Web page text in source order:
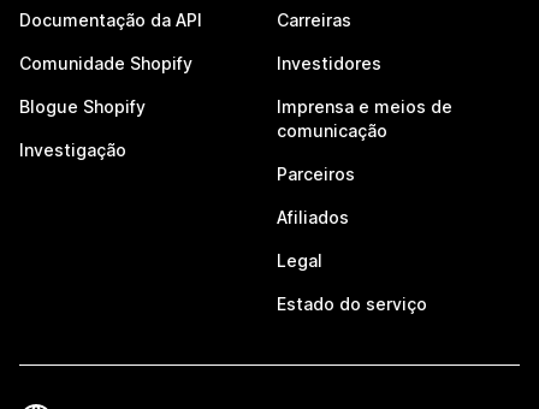
Documentação da API
Comunidade Shopify
Blogue Shopify
Investigação
Carreiras
Investidores
Imprensa e meios de
comunicação
Parceiros
Afiliados
Legal
Estado do serviço